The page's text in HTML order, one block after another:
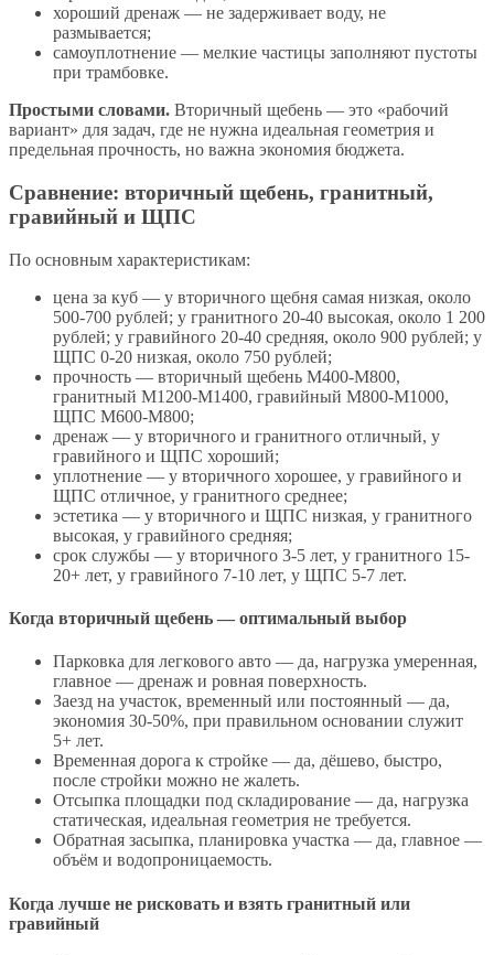
хороший дренаж — не задерживает воду, не
размывается;
самоуплотнение — мелкие частицы заполняют пустоты
при трамбовке.
Простыми словами. Вторичный щебень — это «рабочий
вариант» для задач, где не нужна идеальная геометрия и
предельная прочность, но важна экономия бюджета.
Сравнение: вторичный щебень, гранитный,
гравийный и ЩПС
По основным характеристикам:
цена за куб — у вторичного щебня самая низкая, около
500-700 рублей; у гранитного 20-40 высокая, около 1 200
рублей; у гравийного 20-40 средняя, около 900 рублей; у
ЩПС 0-20 низкая, около 750 рублей;
прочность — вторичный щебень М400-М800,
гранитный М1200-М1400, гравийный М800-М1000,
ЩПС М600-М800;
дренаж — у вторичного и гранитного отличный, у
гравийного и ЩПС хороший;
уплотнение — у вторичного хорошее, у гравийного и
ЩПС отличное, у гранитного среднее;
эстетика — у вторичного и ЩПС низкая, у гранитного
высокая, у гравийного средняя;
срок службы — у вторичного 3-5 лет, у гранитного 15-
20+ лет, у гравийного 7-10 лет, у ЩПС 5-7 лет.
Когда вторичный щебень — оптимальный выбор
Парковка для легкового авто — да, нагрузка умеренная,
главное — дренаж и ровная поверхность.
Заезд на участок, временный или постоянный — да,
экономия 30-50%, при правильном основании служит
5+ лет.
Временная дорога к стройке — да, дёшево, быстро,
после стройки можно не жалеть.
Отсыпка площадки под складирование — да, нагрузка
статическая, идеальная геометрия не требуется.
Обратная засыпка, планировка участка — да, главное —
объём и водопроницаемость.
Когда лучше не рисковать и взять гранитный или
гравийный